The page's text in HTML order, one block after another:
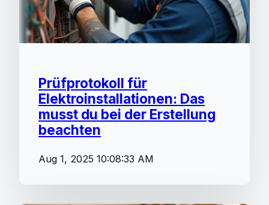
Prüfprotokoll für
Elektroinstallationen: Das
musst du bei der Erstellung
beachten
Aug 1, 2025 10:08:33 AM